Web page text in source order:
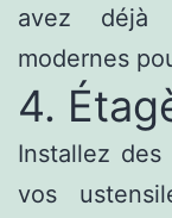
avez déjà
modernes
4.
Installez des
vos